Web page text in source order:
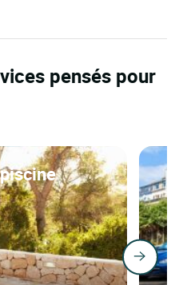
pensés pour